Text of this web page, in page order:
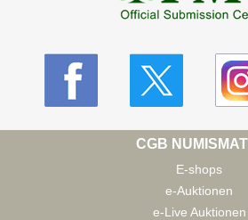
CGB
E-shops
e-Auktionen
e-Live Auktionen